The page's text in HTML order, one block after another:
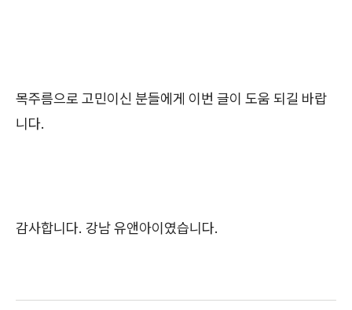
목주름으로 고민이신 분들에게 이번 글이 도움 되길 바랍
니다.
감사합니다. 강남 유앤아이였습니다.